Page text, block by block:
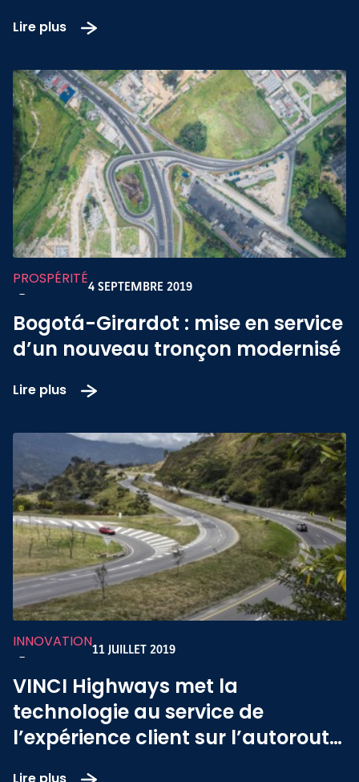
Lire plus
PROSPÉRITÉ
-
4 SEPTEMBRE 2019
Bogotá-Girardot : mise en service
d’un nouveau tronçon modernisé
Lire plus
INNOVATION
-
11 JUILLET 2019
VINCI Highways met la
technologie au service de
l’expérience client sur l’autoroute
Lire plus